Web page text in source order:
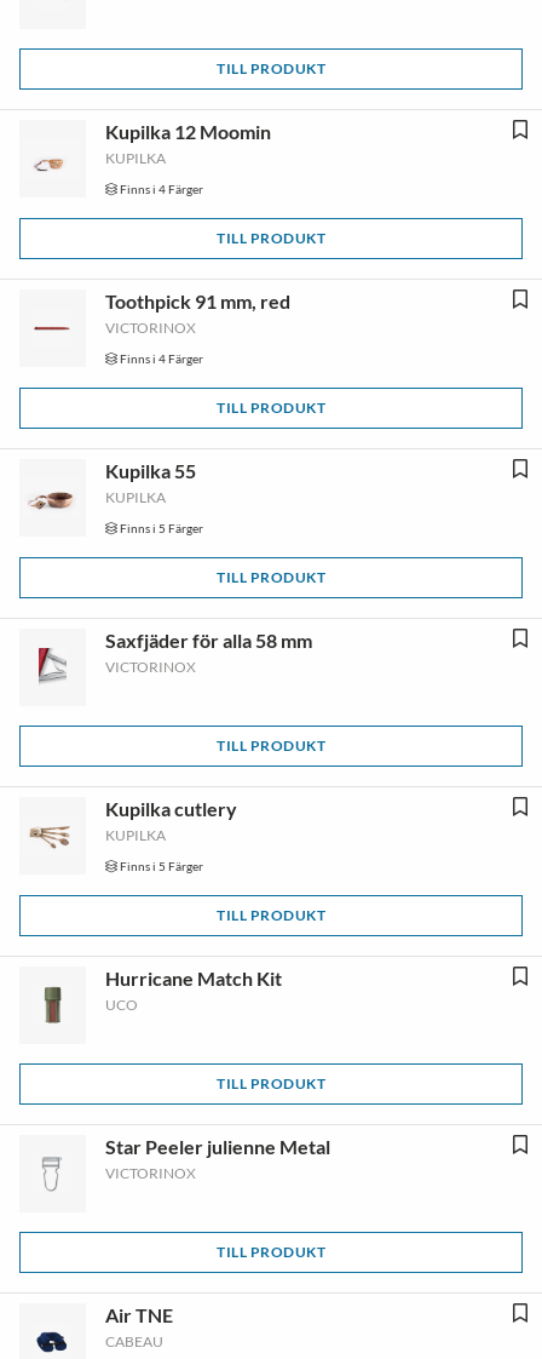
TILL PRODUKT
Kupilka 12 Moomin
KUPILKA
Finns i 4 Färger
TILL PRODUKT
Toothpick 91 mm, red
VICTORINOX
Finns i 4 Färger
TILL PRODUKT
Kupilka 55
KUPILKA
Finns i 5 Färger
TILL PRODUKT
Saxfjäder för alla 58 mm
VICTORINOX
TILL PRODUKT
Kupilka cutlery
KUPILKA
Finns i 5 Färger
TILL PRODUKT
Hurricane Match Kit
UCO
TILL PRODUKT
Star Peeler julienne Metal
VICTORINOX
TILL PRODUKT
Air TNE
CABEAU